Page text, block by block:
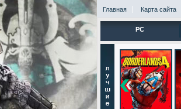
Главная Карта сайта
PC